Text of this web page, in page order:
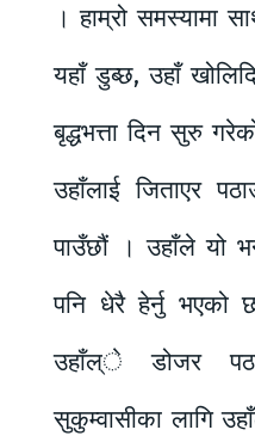
। हाम्रो समस्यामा
यहाँ डुब्छ, उहाँ
बृद्धभत्ता दिन सुरु
उहाँलाई जिताएर
पाउँछौं । उहाँले यो
पनि धेरै हेर्नु भएको
उहाँल्े डोजर
सुकुम्वासीका लागि